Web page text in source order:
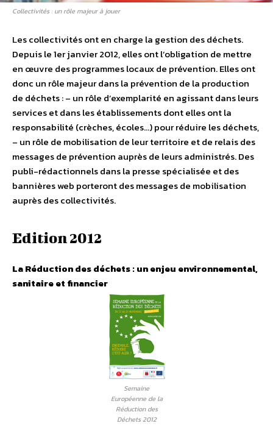
Collectivités : un rôle majeur à jouer
Les collectivités ont en charge la gestion des déchets.
Depuis le 1er janvier 2012, elles ont l’obligation de mettre
en œuvre des programmes locaux de prévention. Elles ont
donc un rôle majeur dans la prévention de la production
de déchets : – un rôle d’exemplarité en agissant dans leurs
services et dans les établissements dont elles ont la
responsabilité (crèches, écoles…) pour réduire les déchets,
– un rôle de mobilisation de leur territoire et de relais des
messages de prévention auprès de leurs administrés. Des
publi-rédactionnels dans la presse spécialisée et des
bannières web porteront des messages de mobilisation
auprès des collectivités.
Edition 2012
La Réduction des déchets : un enjeu environnemental,
sanitaire et financier
Semaine
Européenne de la
Réduction des
Déchets 2012